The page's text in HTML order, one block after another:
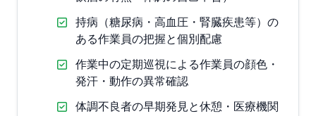
持病（糖尿病・高血圧・腎臓疾患等）の
ある作業員の把握と個別配慮
作業中の定期巡視による作業員の顔色・
発汗・動作の異常確認
体調不良者の早期発見と休憩・医療機関